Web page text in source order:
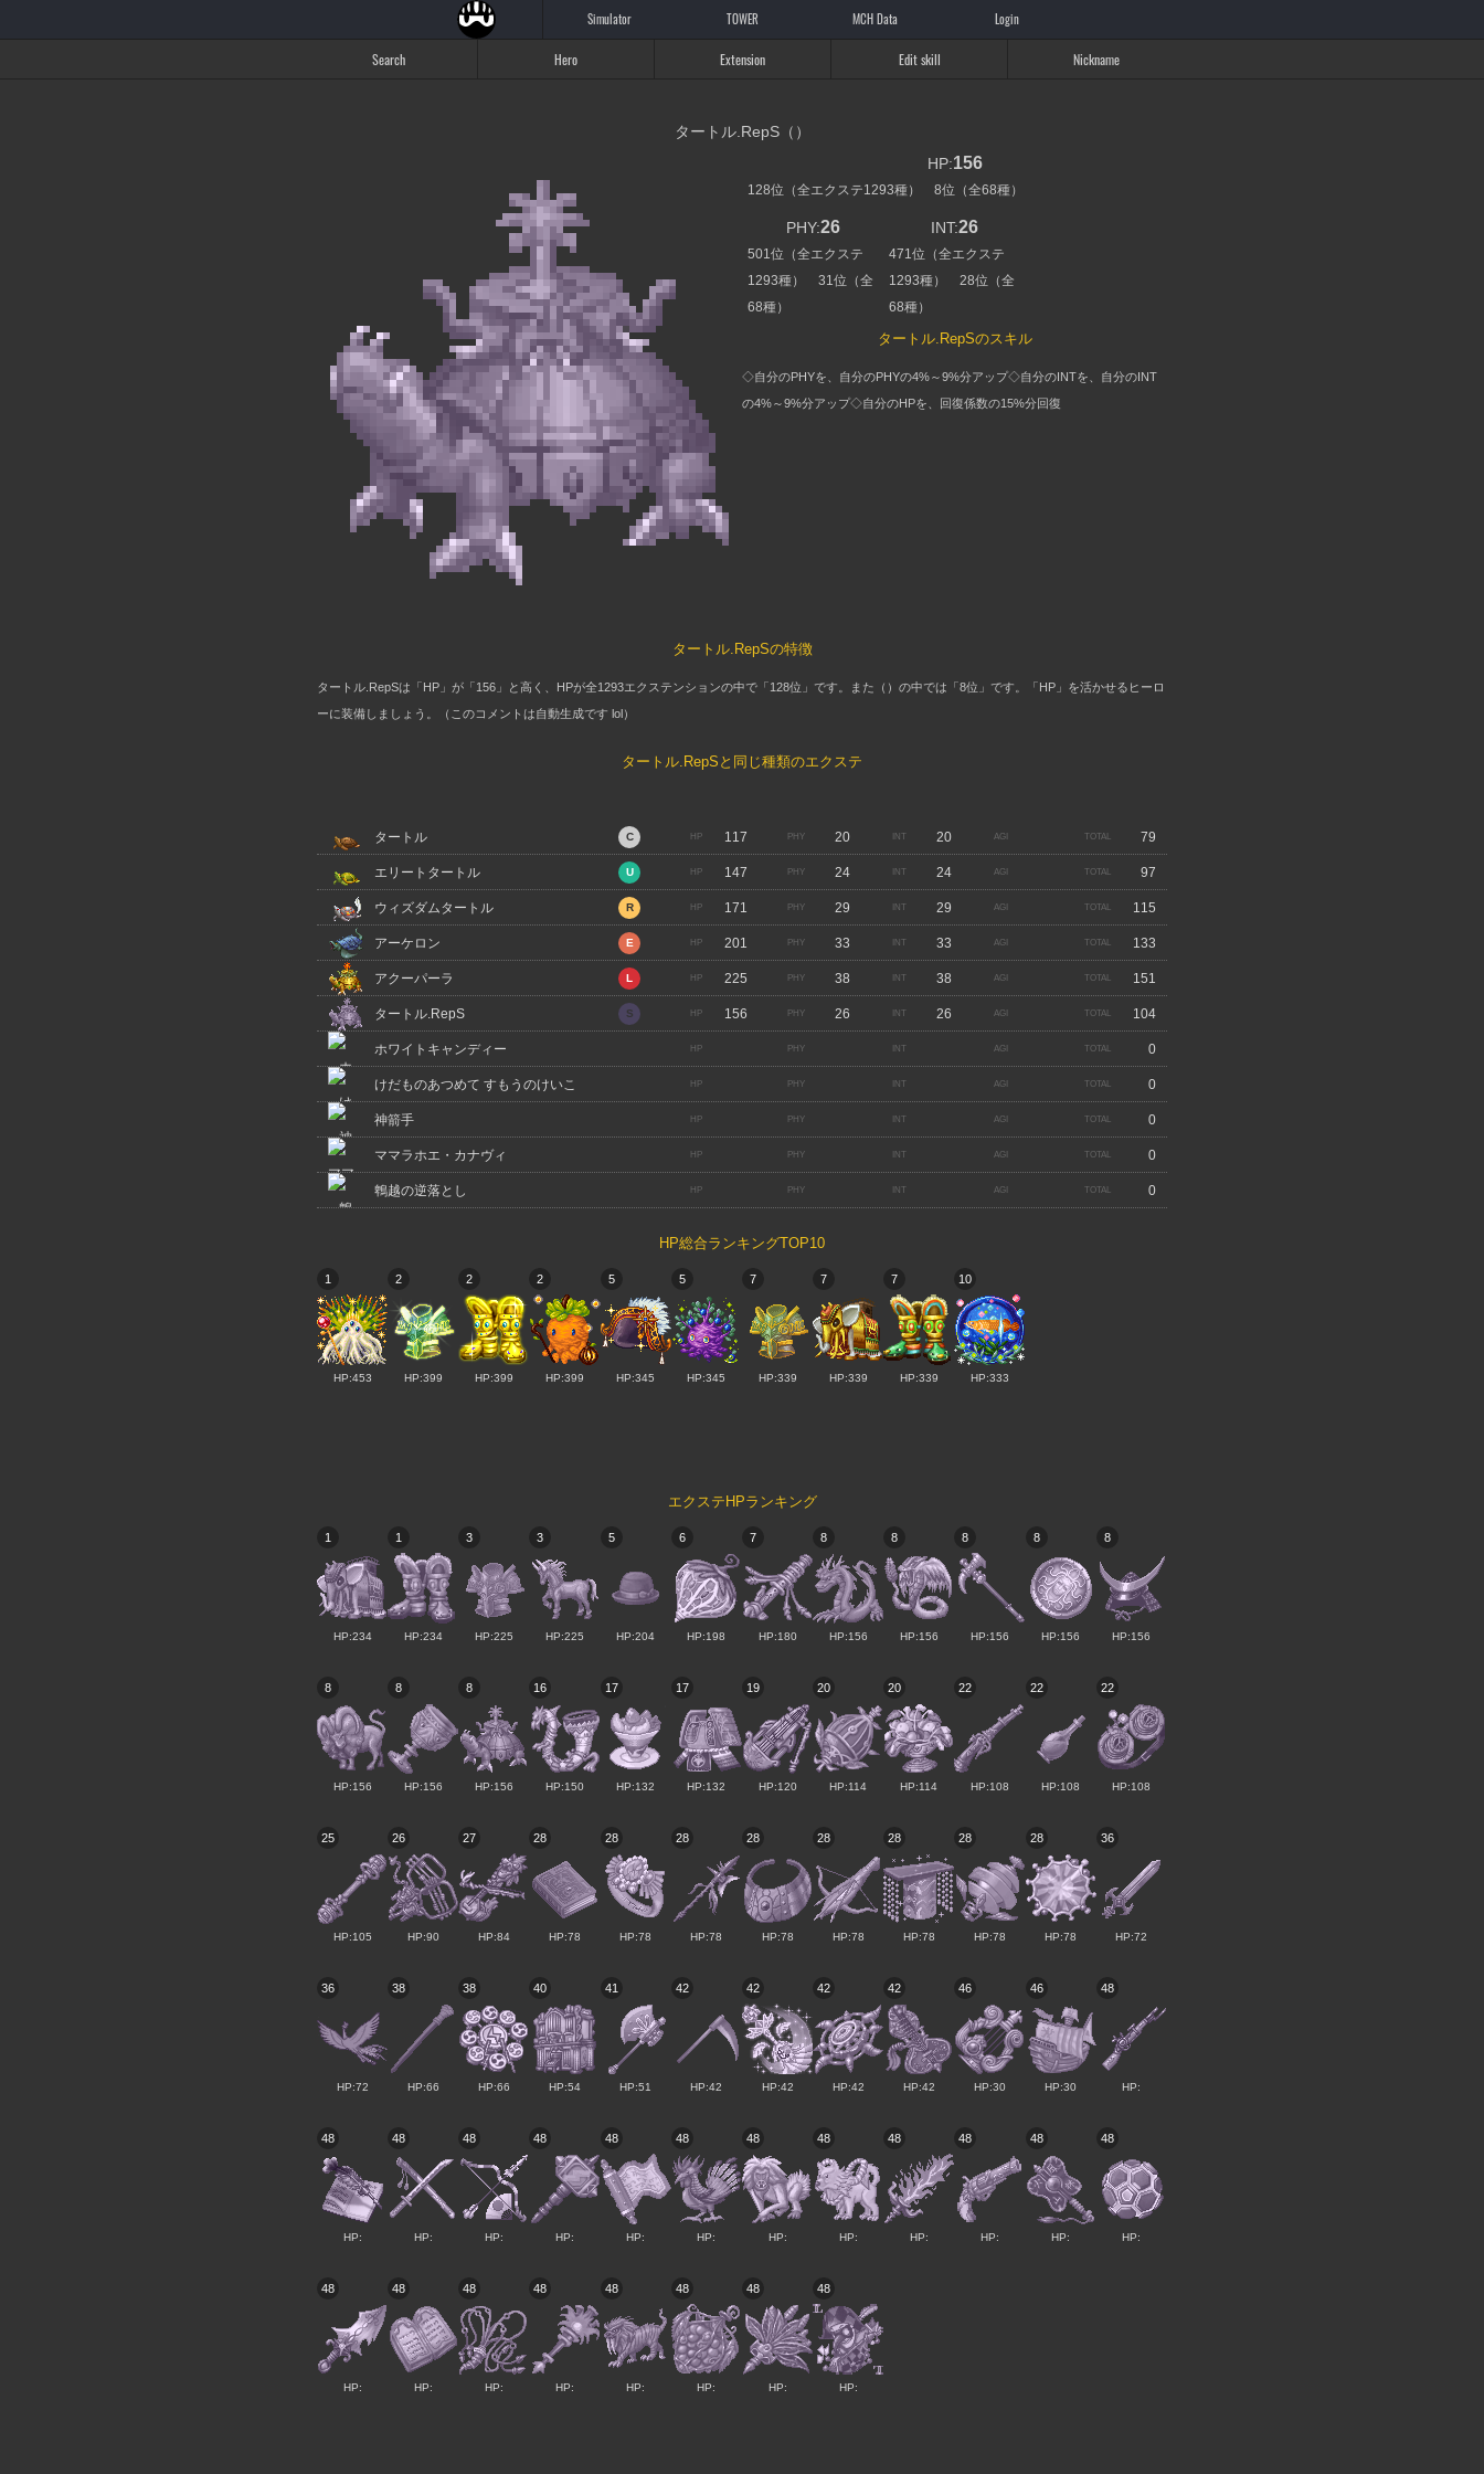
Simulator TOWER MCH Data Login
Search Hero Extension Edit skill Nickname
タートル.RepS（）
HP:156
128位（全エクステ1293種） 8位（全68種）
PHY:26
501位（全エクステ
1293種） 31位（全
68種）
INT:26
471位（全エクステ
1293種） 28位（全
68種）
タートル.RepSのスキル
◇自分のPHYを、自分のPHYの4%～9%分アップ◇自分のINTを、自分のINT
の4%～9%分アップ◇自分のHPを、回復係数の15%分回復
タートル.RepSの特徴
タートル.RepSは「HP」が「156」と高く、HPが全1293エクステンションの中で「128位」です。また（）の中では「8位」です。「HP」を活かせるヒーロ
ーに装備しましょう。（このコメントは自動生成です lol）
タートル.RepSと同じ種類のエクステ
タートル 117 20 20 79
エリートタートル 147 24 24 97
ウィズダムタートル 171 29 29 115
アーケロン 201 33 33 133
アクーパーラ 225 38 38 151
タートル.RepS 156 26 26 104
ホワイトキャンディー 0
けだものあつめて すもうのけいこ 0
神箭手 0
ママラホエ・カナヴィ 0
鵯越の逆落とし 0
HP総合ランキングTOP10
1
HP:453
2
HP:399
2
HP:399
2
HP:399
5
HP:345
5
HP:345
7
HP:339
7
HP:339
7
HP:339
10
HP:333
エクステHPランキング
1
HP:234
1
HP:234
3
HP:225
3
HP:225
5
HP:204
6
HP:198
7
HP:180
8
HP:156
8
HP:156
8
HP:156
8
HP:156
8
HP:156
8
HP:156
8
HP:156
8
HP:156
16
HP:150
17
HP:132
17
HP:132
19
HP:120
20
HP:114
20
HP:114
22
HP:108
22
HP:108
22
HP:108
25
HP:105
26
HP:90
27
HP:84
28
HP:78
28
HP:78
28
HP:78
28
HP:78
28
HP:78
28
HP:78
28
HP:78
28
HP:78
36
HP:72
36
HP:72
38
HP:66
38
HP:66
40
HP:54
41
HP:51
42
HP:42
42
HP:42
42
HP:42
42
HP:42
46
HP:30
46
HP:30
48
HP:
48
HP:
48
HP:
48
HP:
48
HP:
48
HP:
48
HP:
48
HP:
48
HP:
48
HP:
48
HP:
48
HP:
48
HP:
48
HP:
48
HP:
48
HP:
48
HP:
48
HP:
48
HP:
48
HP:
48
HP: